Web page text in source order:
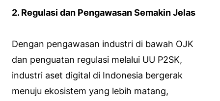
2. Regulasi dan Pengawasan Semakin Jelas
Dengan pengawasan industri di bawah OJK
dan penguatan regulasi melalui UU P2SK,
industri aset digital di Indonesia bergerak
menuju ekosistem yang lebih matang,